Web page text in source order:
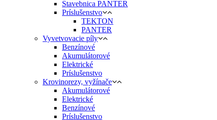
Stavebnica PANTER
Príslušenstvo
TEKTON
PANTER
Vyvetvovacie píly
Benzínové
Akumulátorové
Elektrické
Príslušenstvo
Krovinorezy, vyžínače
Akumulátorové
Elektrické
Benzínové
Príslušenstvo